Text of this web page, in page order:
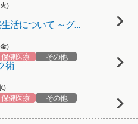
第2回聴覚障害者福祉講座「在宅生活について ～グループホームの実情～」
）
保健医療 その他
術
）
保健医療 その他